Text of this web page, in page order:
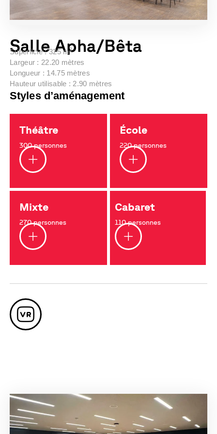
Salle Apha/Bêta
Superficie : 325 m2
Largeur : 22.20 mètres
Longueur : 14.75 mètres
Hauteur utilisable : 2.90 mètres
Styles d’aménagement
Théâtre
300 personnes
École
220 personnes
Mixte
270 personnes
Cabaret
110 personnes